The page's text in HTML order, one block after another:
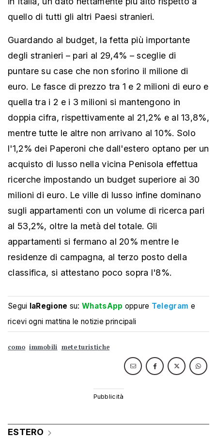
quello di tutti gli altri Paesi stranieri.
Guardando al budget, la fetta più importante
degli stranieri – pari al 29,4% – sceglie di
puntare su case che non sforino il milione di
euro. Le fasce di prezzo tra 1 e 2 milioni di euro e
quella tra i 2 e i 3 milioni si mantengono in
doppia cifra, rispettivamente al 21,2% e al 13,8%,
mentre tutte le altre non arrivano al 10%. Solo
l'1,2% dei Paperoni che dall'estero optano per un
acquisto di lusso nella vicina Penisola effettua
ricerche impostando un budget superiore ai 30
milioni di euro. Le ville di lusso infine dominano
sugli appartamenti con un volume di ricerca pari
al 53,2%, oltre la metà del totale. Gli
appartamenti si fermano al 20% mentre le
residenze di campagna, al terzo posto della
classifica, si attestano poco sopra l'8%.
Segui laRegione su:WhatsApp oppure Telegram e
ricevi ogni mattina le notizie principali
como immobili mete turistiche
ESTERO